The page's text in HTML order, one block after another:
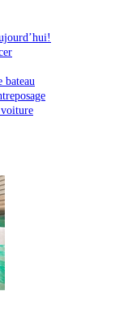
bateau
voiture